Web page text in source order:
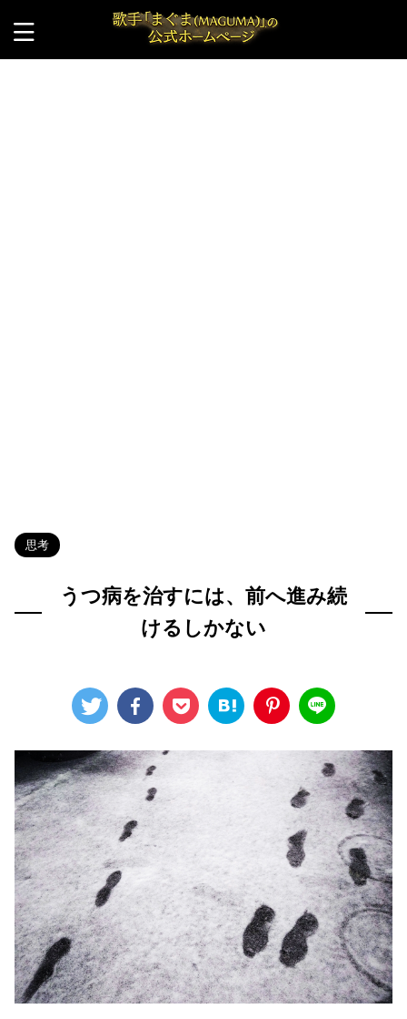
思考
うつ病を治すには、前へ進み続
けるしかない